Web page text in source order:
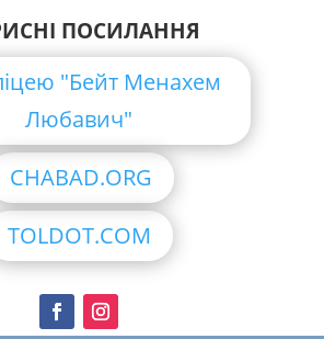
ПОСИЛАННЯ
"Бейт Менахем
Любавич"
CHABAD.ORG
TOLDOT.COM